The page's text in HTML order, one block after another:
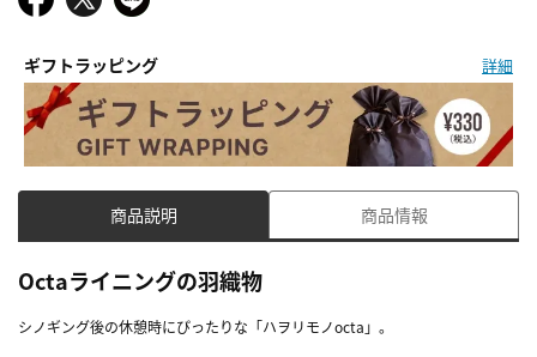
ギフトラッピング 詳細
商品説明 商品情報
Octaライニングの羽織物
シノギング後の休憩時にぴったりな「ハヲリモノocta」。